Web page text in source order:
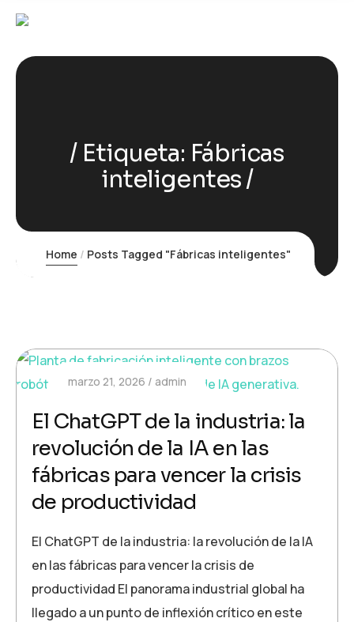
Etiqueta: Fábricas
inteligentes
Home Posts Tagged "Fábricas inteligentes"
marzo 21, 2026 admin
El ChatGPT de la industria: la
revolución de la IA en las
fábricas para vencer la crisis
de productividad
El ChatGPT de la industria: la revolución de la IA
en las fábricas para vencer la crisis de
productividad El panorama industrial global ha
llegado a un punto de inflexión crítico en este